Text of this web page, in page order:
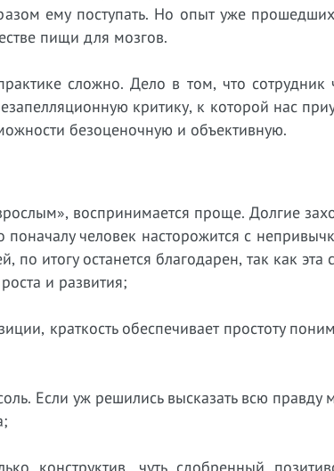
ему поступать. Но опыт уже
пищи для мозгов.
сложно. Дело в том, что сотрудник
критику, к которой нас
безоценочную и объективную.
воспринимается проще. Долгие
человек насторожится с
итогу останется благодарен, так как эта
и развития;
краткость обеспечивает простоту
Если уж решились высказать всю правду
конструктив, чуть сдобренный